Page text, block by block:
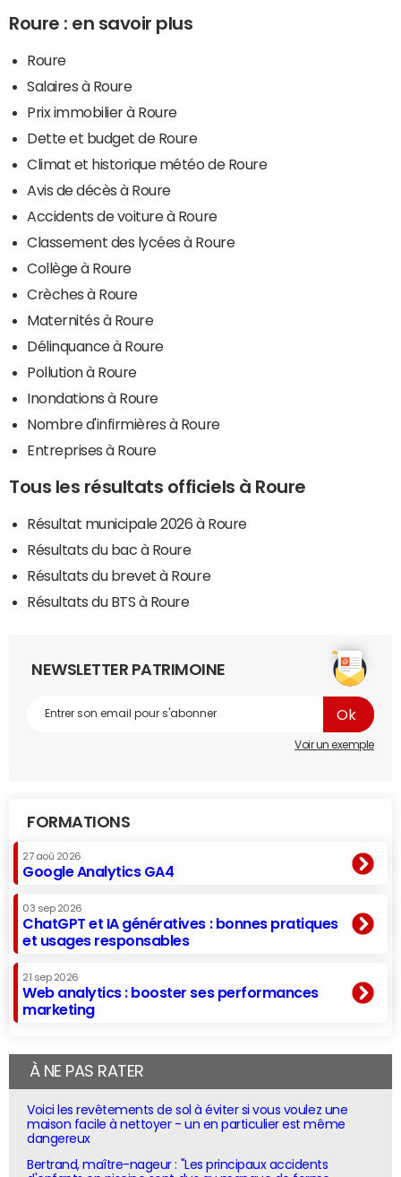
Roure : en savoir plus
Roure
Salaires à Roure
Prix immobilier à Roure
Dette et budget de Roure
Climat et historique météo de Roure
Avis de décès à Roure
Accidents de voiture à Roure
Classement des lycées à Roure
Collège à Roure
Crèches à Roure
Maternités à Roure
Délinquance à Roure
Pollution à Roure
Inondations à Roure
Nombre d'infirmières à Roure
Entreprises à Roure
Tous les résultats officiels à Roure
Résultat municipale 2026 à Roure
Résultats du bac à Roure
Résultats du brevet à Roure
Résultats du BTS à Roure
NEWSLETTER PATRIMOINE
Voir un exemple
FORMATIONS
27 aoû 2026
Google Analytics GA4
03 sep 2026
ChatGPT et IA génératives : bonnes pratiques
et usages responsables
21 sep 2026
Web analytics : booster ses performances
marketing
À NE PAS RATER
Voici les revêtements de sol à éviter si vous voulez une
maison facile à nettoyer - un en particulier est même
dangereux
Bertrand, maître-nageur : "Les principaux accidents